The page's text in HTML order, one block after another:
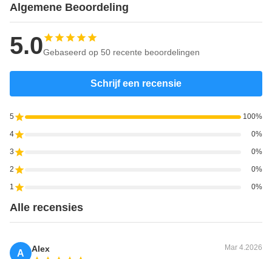
Algemene Beoordeling
5.0Gebaseerd op 50 recente beoordelingen
Schrijf een recensie
5 100%
4 0%
3 0%
2 0%
1 0%
Alle recensies
A Alex Mar 4.2026